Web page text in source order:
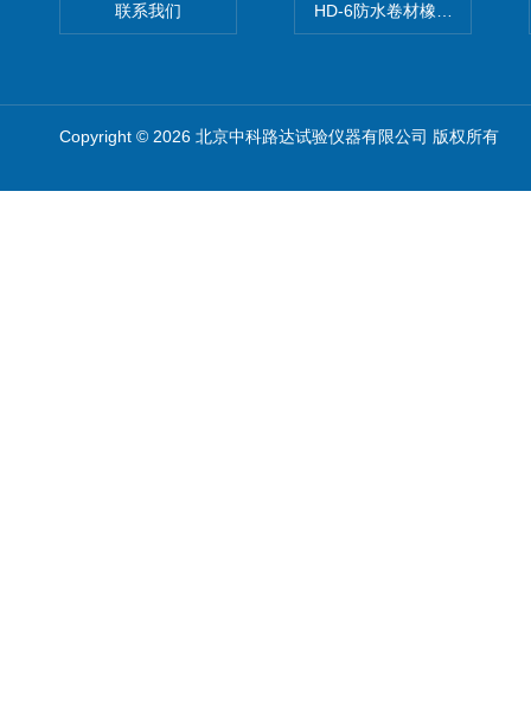
联系我们 HD-6防水卷材橡胶测厚仪
Copyright © 2026 北京中科路达试验仪器有限公司 版权所有